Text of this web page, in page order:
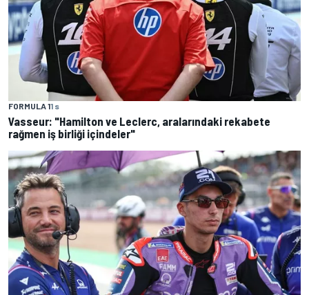
FORMULA 11 s
Vasseur: "Hamilton ve Leclerc, aralarındaki rekabete
rağmen iş birliği içindeler"